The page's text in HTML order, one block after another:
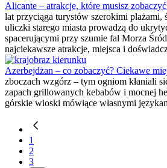
Alicante – atrakcje, które musisz
lat przyciąga turystów szerokimi plażami,
uliczki starego miasta prowadzą do
spacerującymi przy szumie fal Morza
najciekawsze atrakcje, miejsca i
Azerbejdżan – co zobaczyć? Ciekawe
zboczach wzgórz – tym ogniom kłaniali
zapach grillowanych kebabów i mocnej
górskie wioski mówiące własnymi
1
2
3